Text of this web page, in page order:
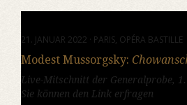
21. JANUAR 2022 · PARIS, OPÉRA BASTILLE
Modest Mussorgsky:
Live-Mitschnitt der Generalprobe,
Sie können den Link erfragen